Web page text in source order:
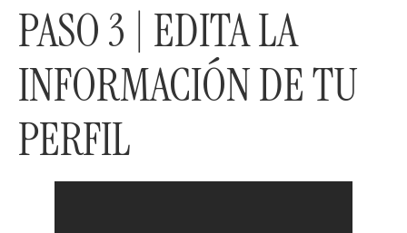
PASO 3 | EDITA LA
INFORMACIÓN DE TU
PERFIL